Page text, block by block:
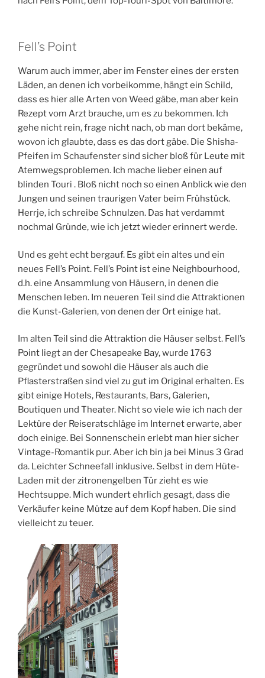
Fell’s Point
Warum auch immer, aber im Fenster eines der ersten
Läden, an denen ich vorbeikomme, hängt ein Schild,
dass es hier alle Arten von Weed gäbe, man aber kein
Rezept vom Arzt brauche, um es zu bekommen. Ich
gehe nicht rein, frage nicht nach, ob man dort bekäme,
wovon ich glaubte, dass es das dort gäbe. Die Shisha-
Pfeifen im Schaufenster sind sicher bloß für Leute mit
Atemwegsproblemen. Ich mache lieber einen auf
blinden Touri . Bloß nicht noch so einen Anblick wie den
Jungen und seinen traurigen Vater beim Frühstück.
Herrje, ich schreibe Schnulzen. Das hat verdammt
nochmal Gründe, wie ich jetzt wieder erinnert werde.
Und es geht echt bergauf. Es gibt ein altes und ein
neues Fell’s Point. Fell’s Point ist eine Neighbourhood,
d.h. eine Ansammlung von Häusern, in denen die
Menschen leben. Im neueren Teil sind die Attraktionen
die Kunst-Galerien, von denen der Ort einige hat.
Im alten Teil sind die Attraktion die Häuser selbst. Fell’s
Point liegt an der Chesapeake Bay, wurde 1763
gegründet und sowohl die Häuser als auch die
Pflasterstraßen sind viel zu gut im Original erhalten. Es
gibt einige Hotels, Restaurants, Bars, Galerien,
Boutiquen und Theater. Nicht so viele wie ich nach der
Lektüre der Reiseratschläge im Internet erwarte, aber
doch einige. Bei Sonnenschein erlebt man hier sicher
Vintage-Romantik pur. Aber ich bin ja bei Minus 3 Grad
da. Leichter Schneefall inklusive. Selbst in dem Hüte-
Laden mit der zitronengelben Tür zieht es wie
Hechtsuppe. Mich wundert ehrlich gesagt, dass die
Verkäufer keine Mütze auf dem Kopf haben. Die sind
vielleicht zu teuer.